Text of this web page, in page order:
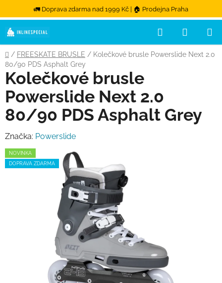
🚛 Doprava zdarma nad 1999 Kč | 🏠 Prodejna Praha
Přejít na obsah
Hledat
Domů
/ FREESKATE BRUSLE / Kolečkové brusle Powerslide Next 2.0
80/90 PDS Asphalt Grey
Kolečkové brusle
Powerslide Next 2.0
80/90 PDS Asphalt Grey
Značka: Powerslide
NOVINKA
DOPRAVA ZDARMA